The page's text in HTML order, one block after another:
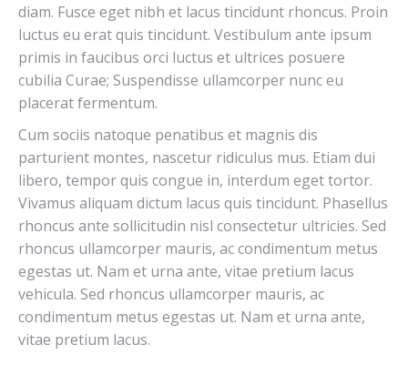
diam. Fusce eget nibh et lacus tincidunt rhoncus. Proin
luctus eu erat quis tincidunt. Vestibulum ante ipsum
primis in faucibus orci luctus et ultrices posuere
cubilia Curae; Suspendisse ullamcorper nunc eu
placerat fermentum.
Cum sociis natoque penatibus et magnis dis
parturient montes, nascetur ridiculus mus. Etiam dui
libero, tempor quis congue in, interdum eget tortor.
Vivamus aliquam dictum lacus quis tincidunt. Phasellus
rhoncus ante sollicitudin nisl consectetur ultricies. Sed
rhoncus ullamcorper mauris, ac condimentum metus
egestas ut. Nam et urna ante, vitae pretium lacus
vehicula. Sed rhoncus ullamcorper mauris, ac
condimentum metus egestas ut. Nam et urna ante,
vitae pretium lacus.